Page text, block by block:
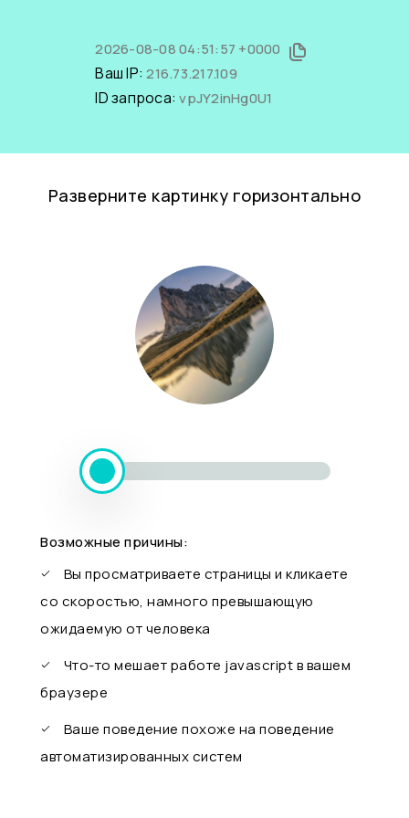
2026-08-08 04:51:57 +0000
Ваш IP:216.73.217.109
ID запроса:vpJY2inHg0U1
Разверните картинку горизонтально
Возможные причины:
Вы просматриваете страницы и кликаете
со скоростью, намного превышающую
ожидаемую от человека
Что-то мешает работе javascript в вашем
браузере
Ваше поведение похоже на поведение
автоматизированных систем